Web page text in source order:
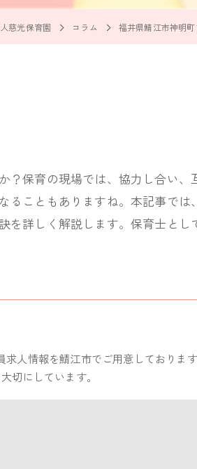
慈光保育園 コラム 福井県鯖江市神明
保育の現場では、協力し合い、
こともありますね。本記事で
を詳しく解説します。保育士とし
人情報を鯖江市でご用意しておりま
切にしています。